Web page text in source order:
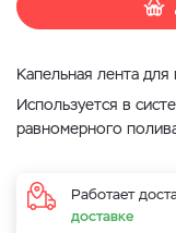
Капельная лента
Используется в
равномерного
Работает
доставке